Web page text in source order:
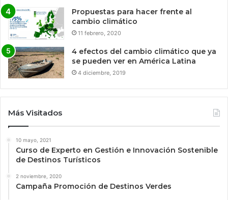
Propuestas para hacer frente al
cambio climático
11 febrero, 2020
4 efectos del cambio climático que ya
se pueden ver en América Latina
4 diciembre, 2019
Más Visitados
10 mayo, 2021
Curso de Experto en Gestión e Innovación Sostenible
de Destinos Turísticos
2 noviembre, 2020
Campaña Promoción de Destinos Verdes